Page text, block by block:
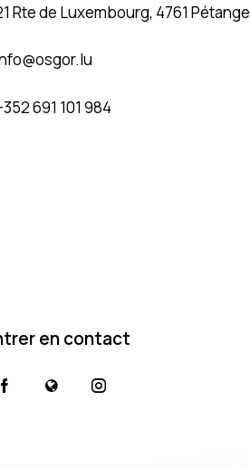
Rte de Luxembourg, 4761 Pétange
691 101 984
en contact